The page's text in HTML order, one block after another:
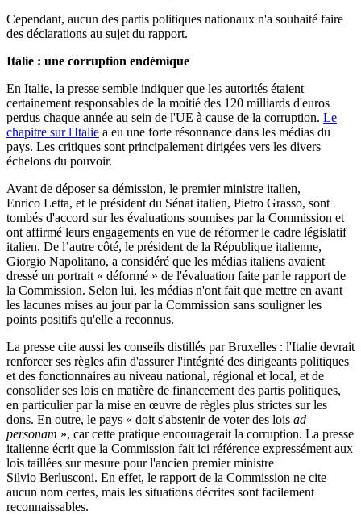
Cependant, aucun des partis politiques nationaux n'a souhaité faire
des déclarations au sujet du rapport.
Italie : une corruption endémique
En Italie, la presse semble indiquer que les autorités étaient
certainement responsables de la moitié des 120 milliards d'euros
perdus chaque année au sein de l'UE à cause de la corruption. Le
chapitre sur l'Italie a eu une forte résonnance dans les médias du
pays. Les critiques sont principalement dirigées vers les divers
échelons du pouvoir.
Avant de déposer sa démission, le premier ministre italien,
Enrico Letta, et le président du Sénat italien, Pietro Grasso, sont
tombés d'accord sur les évaluations soumises par la Commission et
ont affirmé leurs engagements en vue de réformer le cadre législatif
italien. De l’autre côté, le président de la République italienne,
Giorgio Napolitano, a considéré que les médias italiens avaient
dressé un portrait « déformé » de l'évaluation faite par le rapport de
la Commission. Selon lui, les médias n'ont fait que mettre en avant
les lacunes mises au jour par la Commission sans souligner les
points positifs qu'elle a reconnus.
La presse cite aussi les conseils distillés par Bruxelles : l'Italie devrait
renforcer ses règles afin d'assurer l'intégrité des dirigeants politiques
et des fonctionnaires au niveau national, régional et local, et de
consolider ses lois en matière de financement des partis politiques,
en particulier par la mise en œuvre de règles plus strictes sur les
dons. En outre, le pays « doit s'abstenir de voter des lois ad
personam », car cette pratique encouragerait la corruption. La presse
italienne écrit que la Commission fait ici référence expressément aux
lois taillées sur mesure pour l'ancien premier ministre
Silvio Berlusconi. En effet, le rapport de la Commission ne cite
aucun nom certes, mais les situations décrites sont facilement
reconnaissables.